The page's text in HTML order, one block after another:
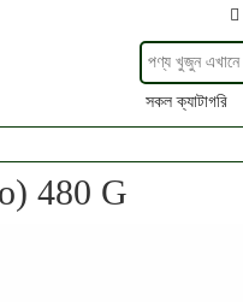
সকল ক্যাটাগরি
480 G